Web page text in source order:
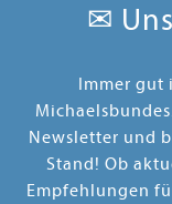
✉
Immer gut
Newsletter und
Stand! Ob
Empfehlungen